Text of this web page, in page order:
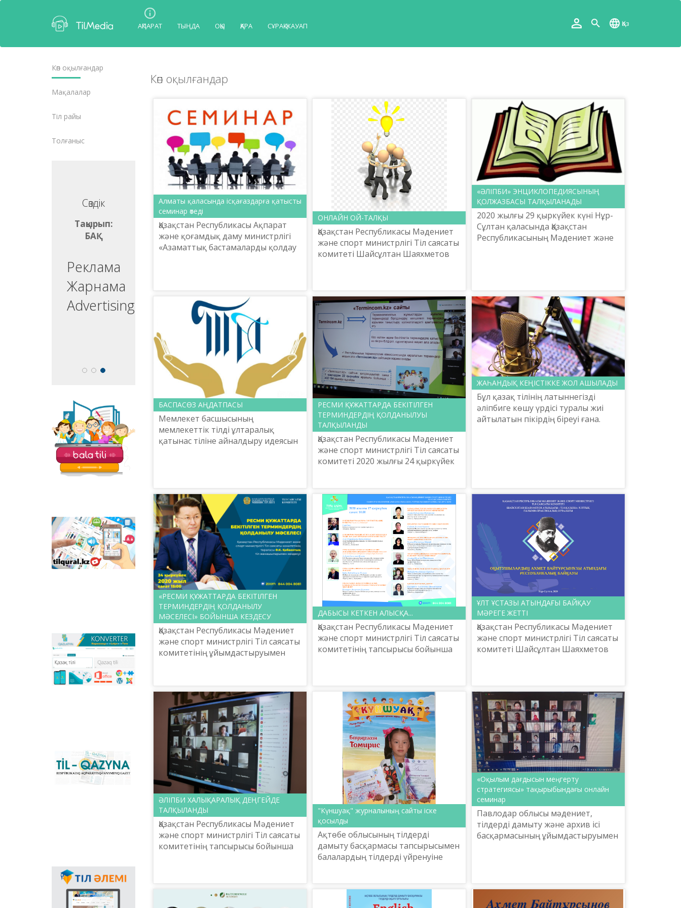
АҚПАРАТ ТЫҢДА ОҚЫ ҚАРА СҰРАҚ-ЖАУАП Қаз
Көп оқылғандар
Мақалалар
Тіл райы
Толғаныс
Сөздік
Тақырып:
БАҚ
Реклама
Жарнама
Advertising
«Balatili.kz» сайты
бүлдіршіндеріміздің
оқып, жазып, тіл
үйренулеріне
бағытталған. Мұнда
балаларға арналған
қызықты тапсырмалар
мен қазақ тіліндегі
Tilqural.kz –
мемлекеттік тілді
деңгейлеп үйренуге
арналған веб-
сервис. Сайтта А1
Qazlatyn.kz –
мәтіндерді кирилден
латынға және төте
жазуға онлайн түрде
сәйкестендіретін
бағдарламасының
Windows-қа арналған
offline-нұсқасын, MS
Office пакетіне
«Til-Qazyna»
республикалық
ақпараттық-танымдық
Мемлекеттік тілдің
қолданыс аясының
кеңеюінде ғаламтор
арқылы тілді
Көп оқылғандар
Алматы қаласында ісқағаздарға қатысты
семинар өтеді
Қазақстан Республикасы Ақпарат
және қоғамдық даму министрлігі
«Азаматтық бастамаларды қолдау
ОНЛАЙН ОЙ-ТАЛҚЫ
Қазақстан Республикасы Мәдениет
және спорт министрлігі Тіл саясаты
комитеті Шайсұлтан Шаяхметов
«ӘЛІПБИ» ЭНЦИКЛОПЕДИЯСЫНЫҢ
ҚОЛЖАЗБАСЫ ТАЛҚЫЛАНАДЫ
2020 жылғы 29 қыркүйек күні Нұр-
Сұлтан қаласында Қазақстан
Республикасының Мәдениет және
БАСПАСӨЗ АҢДАТПАСЫ
Мемлекет басшысының
мемлекеттік тілді ұлтаралық
қатынас тіліне айналдыру идеясын
РЕСМИ ҚҰЖАТТАРДА БЕКІТІЛГЕН
ТЕРМИНДЕРДІҢ ҚОЛДАНЫЛУЫ
ТАЛҚЫЛАНДЫ
Қазақстан Республикасы Мәдениет
және спорт министрлігі Тіл саясаты
комитеті 2020 жылғы 24 қыркүйек
тақырыбын...
ЖАҺАНДЫҚ КЕҢІСТІККЕ ЖОЛ АШЫЛАДЫ
Бұл қазақ тілінің латыннегізді
әліпбиге көшу үрдісі туралы жиі
айтылатын пікірдің біреуі ғана.
«РЕСМИ ҚҰЖАТТАРДА БЕКІТІЛГЕН
ТЕРМИНДЕРДІҢ ҚОЛДАНЫЛУ
МӘСЕЛЕСІ» БОЙЫНША КЕЗДЕСУ
Қазақстан Республикасы Мәдениет
және спорт министрлігі Тіл саясаты
комитетінің ұйымдастыруымен
ДАБЫСЫ КЕТКЕН АЛЫСҚА...
Қазақстан Республикасы Мәдениет
және спорт министрлігі Тіл саясаты
комитетінің тапсырысы бойынша
ҰЛТ ҰСТАЗЫ АТЫНДАҒЫ БАЙҚАУ
МӘРЕГЕ ЖЕТТІ
Қазақстан Республикасы Мәдениет
және спорт министрлігі Тіл саясаты
комитеті Шайсұлтан Шаяхметов
ӘЛІПБИ ХАЛЫҚАРАЛЫҚ ДЕҢГЕЙДЕ
ТАЛҚЫЛАНДЫ
Қазақстан Республикасы Мәдениет
және спорт министрлігі Тіл саясаты
комитетінің тапсырысы бойынша
"Күншуақ" журналының сайты іске
қосылды
Ақтөбе облысының тілдерді
дамыту басқармасы тапсырысымен
балалардың тілдерді үйренуіне
байлығын арттыру, ой-...
«Оқылым дағдысын меңгерту
стратегиясы» тақырыбындағы онлайн
семинар
Павлодар облысы мәдениет,
тілдерді дамыту және архив ісі
басқармасының ұйымдастыруымен